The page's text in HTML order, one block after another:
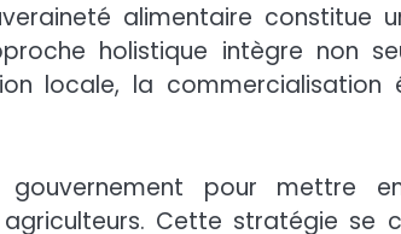
alimentaire constitue
holistique intègre non
locale, la
pour mettre
Cette stratégie se